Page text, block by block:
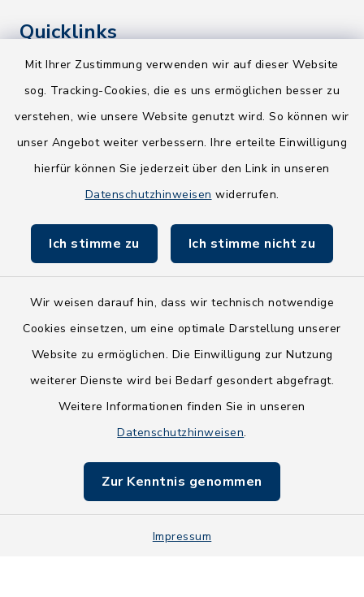
Mit Ihrer Zustimmung verwenden wir auf dieser Website
sog. Tracking-Cookies, die es uns ermöglichen besser zu
verstehen, wie unsere Website genutzt wird. So können wir
unser Angebot weiter verbessern. Ihre erteilte Einwilligung
hierfür können Sie jederzeit über den Link in unseren
Datenschutzhinweisen widerrufen.
Ich stimme zu Ich stimme nicht zu
Wir weisen darauf hin, dass wir technisch notwendige
Cookies einsetzen, um eine optimale Darstellung unserer
Website zu ermöglichen. Die Einwilligung zur Nutzung
weiterer Dienste wird bei Bedarf gesondert abgefragt.
Weitere Informationen finden Sie in unseren
Datenschutzhinweisen.
Zur Kenntnis genommen
Impressum
Quicklinks
Kreis Segeberg
NEU! Amtsbroschüre 2026
Holsteiner Auenland
Fundbüro
Barrierefreiheit
Impressum
Sitemap